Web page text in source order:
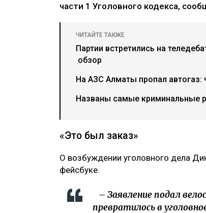
части 1 Уголовного кодекса,
ЧИТАЙТЕ ТАКЖЕ
Партии встретились на
обзор
На АЗС Алматы пропал автогаз:
Названы самые криминальные
«Это был заказ»
О возбуждении уголовного дела
фейсбуке.
– Заявление подал
превратилось в